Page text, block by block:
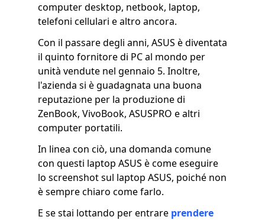
computer desktop, netbook, laptop,
telefoni cellulari e altro ancora.
Con il passare degli anni, ASUS è diventata
il quinto fornitore di PC al mondo per
unità vendute nel gennaio 5. Inoltre,
l'azienda si è guadagnata una buona
reputazione per la produzione di
ZenBook, VivoBook, ASUSPRO e altri
computer portatili.
In linea con ciò, una domanda comune
con questi laptop ASUS è come eseguire
lo screenshot sul laptop ASUS, poiché non
è sempre chiaro come farlo.
E se stai lottando per entrare prendere